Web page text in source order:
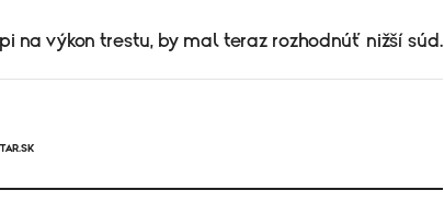
na výkon trestu, by mal teraz rozhodnúť nižší súd.